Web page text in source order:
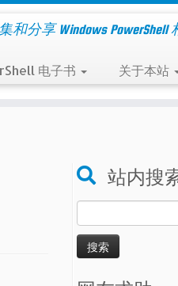
和分享 Windows
电子书 关于本站
站内搜
索：